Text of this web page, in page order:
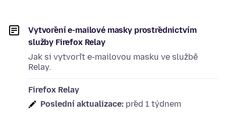
Vytvoření e-mailové masky prostřednictvím
služby Firefox Relay
Jak si vytvořit e-mailovou masku ve službě
Relay.
Firefox Relay
Poslední aktualizace: před 1 týdnem